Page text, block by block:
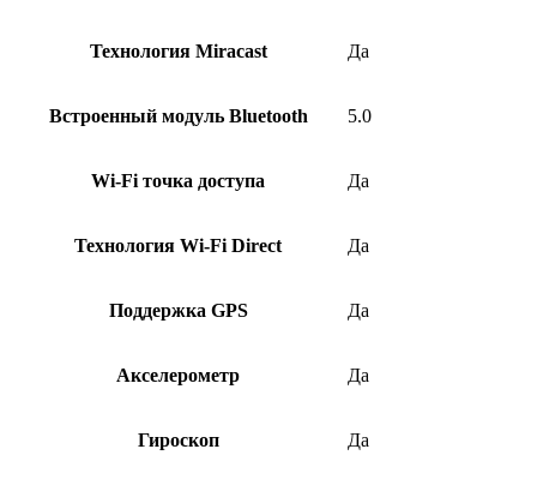
Технология Miracast Да
Встроенный модуль Bluetooth 5.0
Wi-Fi точка доступа Да
Технология Wi-Fi Direct Да
Поддержка GPS Да
Акселерометр Да
Гироскоп Да